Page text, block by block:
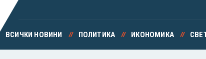
ВСИЧКИ НОВИНИ ПОЛИТИКА ИКОНОМИКА